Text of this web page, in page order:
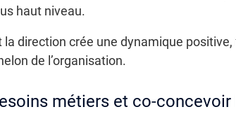
haut niveau.
la direction crée une dynamique
de l’organisation.
métiers et co-